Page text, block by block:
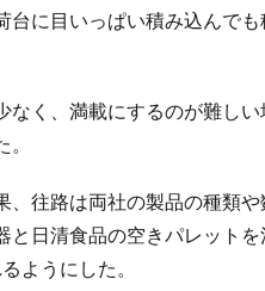
に目いっぱい積み込んで
く、満載にするのが難し
往路は両社の製品の種類
日清食品の空きパレット
ようにした。